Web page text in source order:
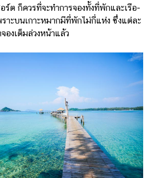
ร์ต ก็ควรที่จะทำการจองทั้งที่พักและเรือ-
าะบนเกาะหมากมีที่พักไม่กี่แห่ง ซึ่งแต่ละ
องเต็มล่วงหน้าแล้ว